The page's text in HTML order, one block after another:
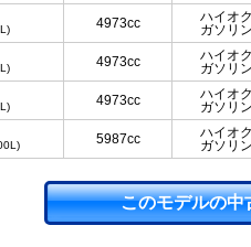
4973cc
ハイオク
ガソリン
4973cc
ハイオク
ガソリン
4973cc
ハイオク
ガソリン
5987cc
ハイオク
ガソリン
このモデルの中